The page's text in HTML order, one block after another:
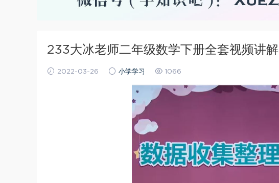
233大冰老师二年级数学下册全套视频讲解
2022-03-26 小学学习 1066